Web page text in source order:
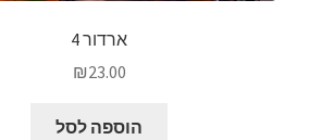
ארדור 4
₪23.00
הוספה לסל